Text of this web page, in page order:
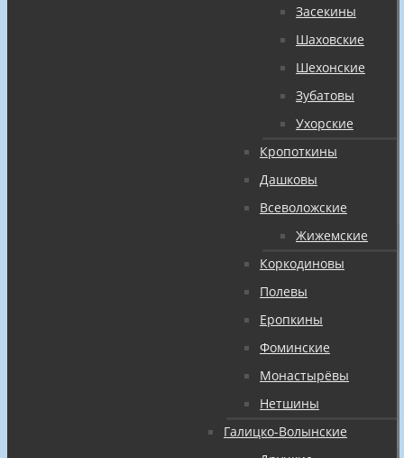
Засекины
Шаховские
Шехонские
Зубатовы
Ухорские
Кропоткины
Дашковы
Всеволожские
Жижемские
Коркодиновы
Полевы
Еропкины
Фоминские
Монастырёвы
Нетшины
Галицко-Волынские